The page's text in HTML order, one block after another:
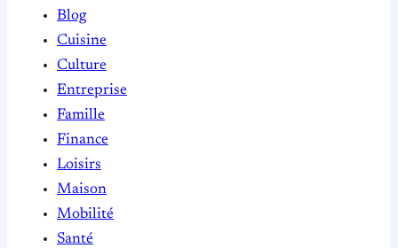
Blog
Cuisine
Culture
Entreprise
Famille
Finance
Loisirs
Maison
Mobilité
Santé